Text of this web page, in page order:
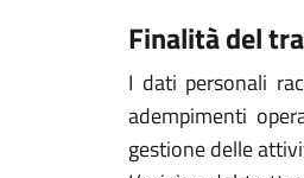
Finalità del
I dati personali
adempimenti
gestione delle